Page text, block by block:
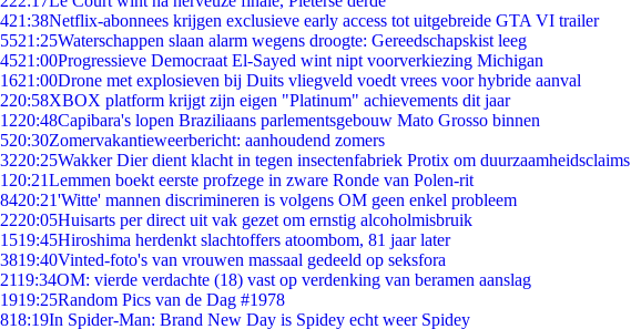
421:38Netflix-abonnees krijgen exclusieve early access tot uitgebreide GTA VI trailer
5521:25Waterschappen slaan alarm wegens droogte: Gereedschapskist leeg
4521:00Progressieve Democraat El-Sayed wint nipt voorverkiezing Michigan
1621:00Drone met explosieven bij Duits vliegveld voedt vrees voor hybride aanval
220:58XBOX platform krijgt zijn eigen "Platinum" achievements dit jaar
1220:48Capibara's lopen Braziliaans parlementsgebouw Mato Grosso binnen
520:30Zomervakantieweerbericht: aanhoudend zomers
3220:25Wakker Dier dient klacht in tegen insectenfabriek Protix om duurzaamheidsclaims
1 20:21Lemmen boekt eerste profzege in zware Ronde van Polen-rit
8420:21'Witte' mannen discrimineren is volgens OM geen enkel probleem
2220:05Huisarts per direct uit vak gezet om ernstig alcoholmisbruik
1519:45Hiroshima herdenkt slachtoffers atoombom, 81 jaar later
3819:40Vinted-foto's van vrouwen massaal gedeeld op seksfora
2119:34OM: vierde verdachte (18) vast op verdenking van beramen aanslag
1919:25Random Pics van de Dag #1978
818:19In Spider-Man: Brand New Day is Spidey echt weer Spidey